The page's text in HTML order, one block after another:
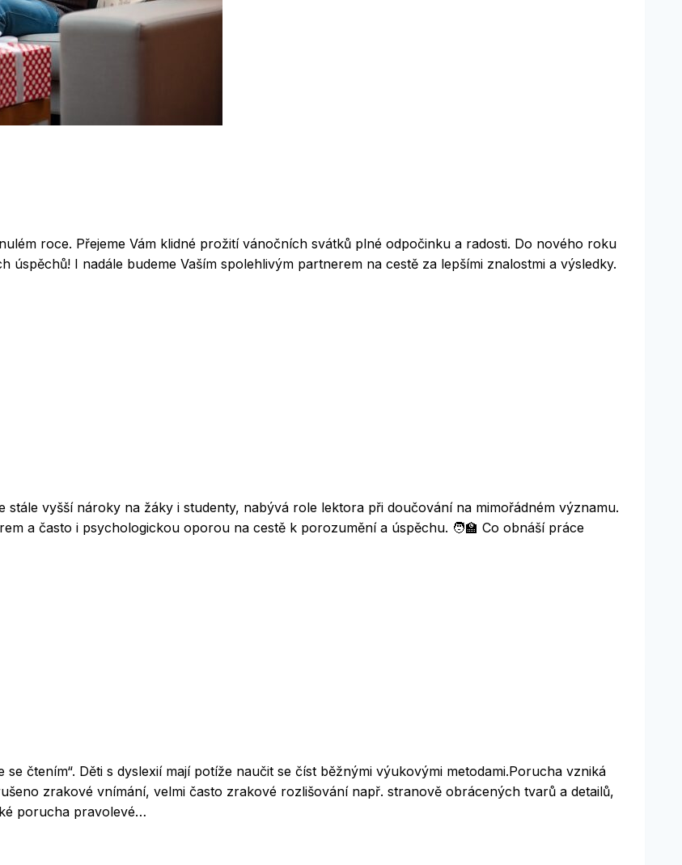
roce. Přejeme Vám klidné prožití vánočních svátků plné odpočinku a radosti. Do nového roku
úspěchů! I nadále budeme Vaším spolehlivým partnerem na cestě za lepšími znalostmi a výsledky.
stále vyšší nároky na žáky i studenty, nabývá role lektora při doučování na mimořádném významu.
a často i psychologickou oporou na cestě k porozumění a úspěchu. 🧑‍🏫 Co obnáší práce
čtením“. Děti s dyslexií mají potíže naučit se číst běžnými výukovými metodami.Porucha vzniká
zrakové vnímání, velmi často zrakové rozlišování např. stranově obrácených tvarů a detailů,
porucha pravolevé…